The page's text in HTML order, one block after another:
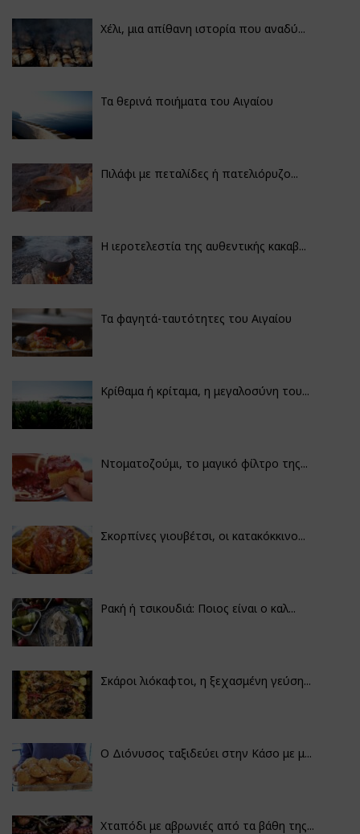
Χέλι, μια απίθανη ιστορία που αναδύ...
Τα θερινά ποιήματα του Αιγαίου
Πιλάφι με πεταλίδες ή πατελιόρυζο...
Η ιεροτελεστία της αυθεντικής κακαβ...
Τα φαγητά-ταυτότητες του Αιγαίου
Κρίθαμα ή κρίταμα, η μεγαλοσύνη του...
Ντοματοζούμι, το μαγικό φίλτρο της...
Σκορπίνες γιουβέτσι, οι κατακόκκινο...
Ρακή ή τσικουδιά: Ποιος είναι ο καλ...
Σκάροι λιόκαφτοι, η ξεχασμένη γεύση...
Ο Διόνυσος ταξιδεύει στην Κάσο με μ...
Χταπόδι με αβρωνιές από τα βάθη της...